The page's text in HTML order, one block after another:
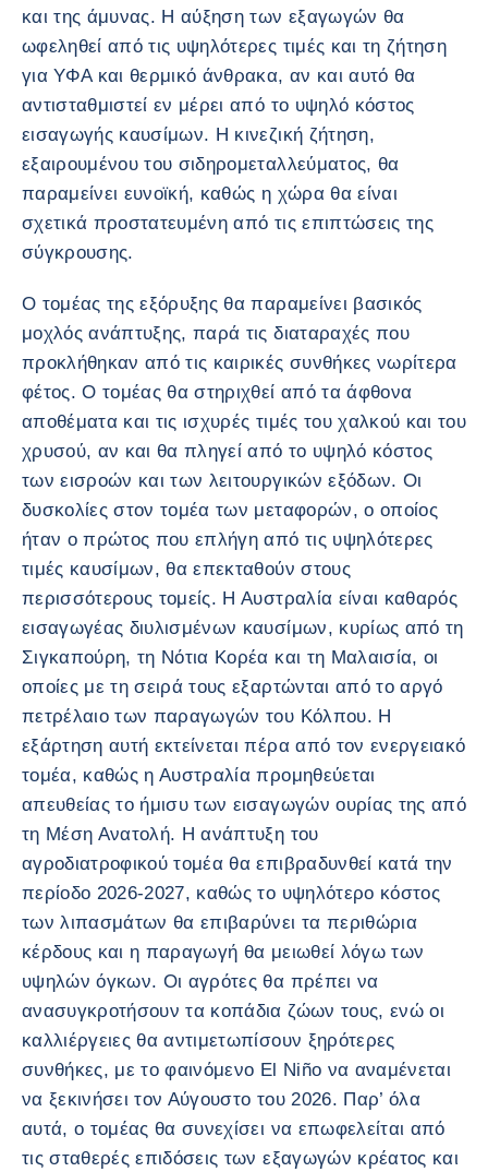
και της άμυνας. Η αύξηση των εξαγωγών θα
ωφεληθεί από τις υψηλότερες τιμές και τη ζήτηση
για ΥΦΑ και θερμικό άνθρακα, αν και αυτό θα
αντισταθμιστεί εν μέρει από το υψηλό κόστος
εισαγωγής καυσίμων. Η κινεζική ζήτηση,
εξαιρουμένου του σιδηρομεταλλεύματος, θα
παραμείνει ευνοϊκή, καθώς η χώρα θα είναι
σχετικά προστατευμένη από τις επιπτώσεις της
σύγκρουσης.
Ο τομέας της εξόρυξης θα παραμείνει βασικός
μοχλός ανάπτυξης, παρά τις διαταραχές που
προκλήθηκαν από τις καιρικές συνθήκες νωρίτερα
φέτος. Ο τομέας θα στηριχθεί από τα άφθονα
αποθέματα και τις ισχυρές τιμές του χαλκού και του
χρυσού, αν και θα πληγεί από το υψηλό κόστος
των εισροών και των λειτουργικών εξόδων. Οι
δυσκολίες στον τομέα των μεταφορών, ο οποίος
ήταν ο πρώτος που επλήγη από τις υψηλότερες
τιμές καυσίμων, θα επεκταθούν στους
περισσότερους τομείς. Η Αυστραλία είναι καθαρός
εισαγωγέας διυλισμένων καυσίμων, κυρίως από τη
Σιγκαπούρη, τη Νότια Κορέα και τη Μαλαισία, οι
οποίες με τη σειρά τους εξαρτώνται από το αργό
πετρέλαιο των παραγωγών του Κόλπου. Η
εξάρτηση αυτή εκτείνεται πέρα από τον ενεργειακό
τομέα, καθώς η Αυστραλία προμηθεύεται
απευθείας το ήμισυ των εισαγωγών ουρίας της από
τη Μέση Ανατολή. Η ανάπτυξη του
αγροδιατροφικού τομέα θα επιβραδυνθεί κατά την
περίοδο 2026-2027, καθώς το υψηλότερο κόστος
των λιπασμάτων θα επιβαρύνει τα περιθώρια
κέρδους και η παραγωγή θα μειωθεί λόγω των
υψηλών όγκων. Οι αγρότες θα πρέπει να
ανασυγκροτήσουν τα κοπάδια ζώων τους, ενώ οι
καλλιέργειες θα αντιμετωπίσουν ξηρότερες
συνθήκες, με το φαινόμενο El Niño να αναμένεται
να ξεκινήσει τον Αύγουστο του 2026. Παρ’ όλα
αυτά, ο τομέας θα συνεχίσει να επωφελείται από
τις σταθερές επιδόσεις των εξαγωγών κρέατος και